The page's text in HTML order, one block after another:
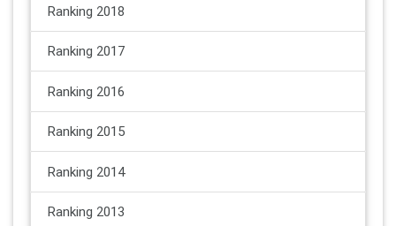
Ranking 2018
Ranking 2017
Ranking 2016
Ranking 2015
Ranking 2014
Ranking 2013